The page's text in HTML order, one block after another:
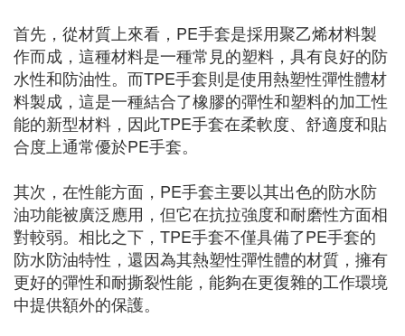
首先，從材質上來看，PE手套是採用聚乙烯材料製
作而成，這種材料是一種常見的塑料，具有良好的防
水性和防油性。而TPE手套則是使用熱塑性彈性體材
料製成，這是一種結合了橡膠的彈性和塑料的加工性
能的新型材料，因此TPE手套在柔軟度、舒適度和貼
合度上通常優於PE手套。
其次，在性能方面，PE手套主要以其出色的防水防
油功能被廣泛應用，但它在抗拉強度和耐磨性方面相
對較弱。相比之下，TPE手套不僅具備了PE手套的
防水防油特性，還因為其熱塑性彈性體的材質，擁有
更好的彈性和耐撕裂性能，能夠在更復雜的工作環境
中提供額外的保護。